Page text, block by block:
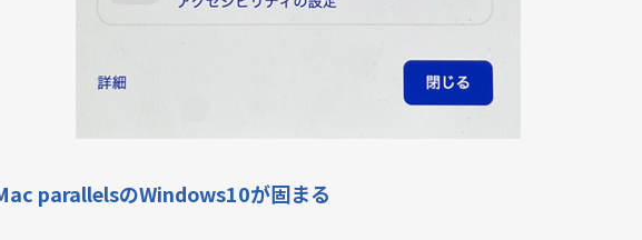
parallelsのWindows10が固まる